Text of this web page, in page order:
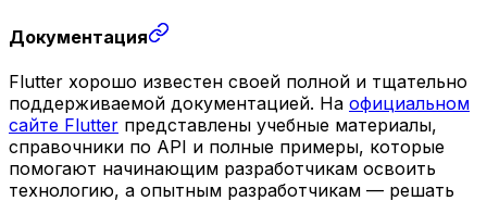
Документация
Flutter хорошо известен своей полной и тщательно
поддерживаемой документацией. На официальном
сайте Flutter представлены учебные материалы,
справочники по API и полные примеры, которые
помогают начинающим разработчикам освоить
технологию, а опытным разработчикам — решать